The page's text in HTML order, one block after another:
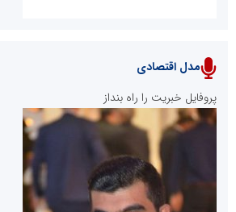
پایگاه خبری نهضت ملی مسکن
سازمان بورس و اوراق بهادار
مدل اقتصادی
پروفایل خبریت را راه بنداز